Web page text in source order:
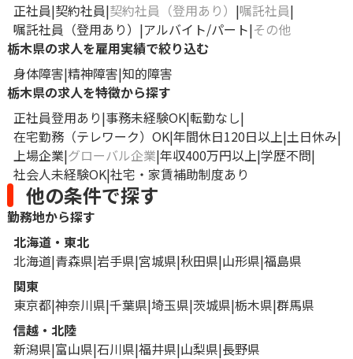
正社員 契約社員 契約社員（登用あり）
嘱託社員
嘱託社員（登用あり）
アルバイト/パート その他
栃木県の求人を雇用実績で絞り込む
身体障害 精神障害 知的障害
栃木県の求人を特徴から探す
正社員登用あり 事務未経験OK 転勤なし
在宅勤務（テレワーク）OK 年間休日120日以上 土日休み
上場企業 グローバル企業 年収400万円以上 学歴不問
社会人未経験OK 社宅・家賃補助制度あり
他の条件で探す
勤務地から探す
北海道・東北
北海道 青森県 岩手県 宮城県 秋田県 山形県 福島県
関東
東京都 神奈川県 千葉県 埼玉県 茨城県 栃木県 群馬県
信越・北陸
新潟県 富山県 石川県 福井県 山梨県 長野県